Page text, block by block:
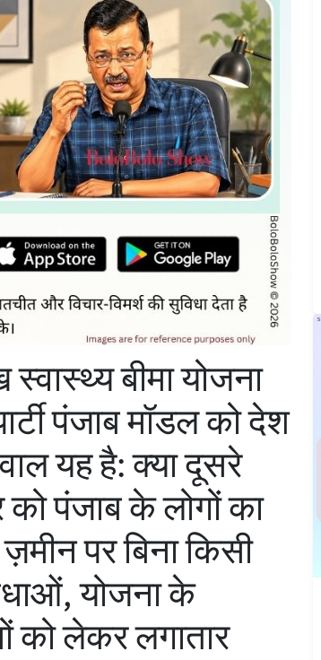
बीमा योजना
पंजाब मॉडल को देश
यह है: क्या दूसरे
पंजाब के लोगों का
पर बिना किसी
योजना के
को लेकर लगातार